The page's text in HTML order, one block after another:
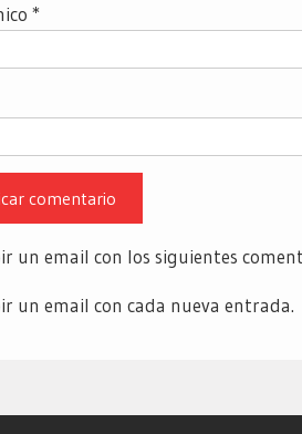
*
un email con los siguientes
un email con cada nueva entrada.